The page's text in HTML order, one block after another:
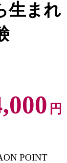
生まれ
円
POINT